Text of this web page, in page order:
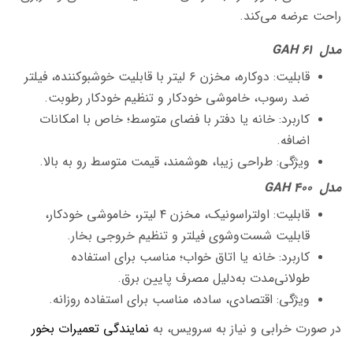
راحت عرضه می‌کند.
مدل GAH 61
قابلیت: دوکاره، مخزن ۶ لیتر با قابلیت خوشبوکننده، فیلتر
ضد رسوب، خاموشی خودکار و تنظیم خودکار رطوبت.
کاربرد: خانه یا دفتر با فضای متوسط؛ خاص با امکانات
اضافه.
ویژگی: طراحی زیبا، هوشمند، قیمت متوسط رو به بالا.
مدل GAH 400
قابلیت: اولتراسونیک، مخزن ۴ لیتر، خاموشی خودکار،
قابلیت شست‌وشوی فیلتر و تنظیم خروجی بخار.
کاربرد: خانه یا اتاق خواب؛ مناسب برای استفاده
طولانی‌مدت به‌دلیل مصرف پایین برق.
ویژگی: اقتصادی، ساده، مناسب برای استفاده روزانه.
در صورت خرابی و نیاز به سرویس، به نمایندگی تعمیرات بخور